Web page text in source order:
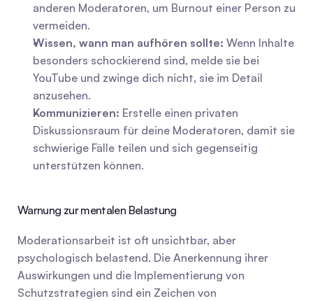
anderen Moderatoren, um Burnout einer Person zu
vermeiden.
Wissen, wann man aufhören sollte: Wenn Inhalte
besonders schockierend sind, melde sie bei
YouTube und zwinge dich nicht, sie im Detail
anzusehen.
Kommunizieren: Erstelle einen privaten
Diskussionsraum für deine Moderatoren, damit sie
schwierige Fälle teilen und sich gegenseitig
unterstützen können.
Warnung zur mentalen Belastung
Moderationsarbeit ist oft unsichtbar, aber
psychologisch belastend. Die Anerkennung ihrer
Auswirkungen und die Implementierung von
Schutzstrategien sind ein Zeichen von